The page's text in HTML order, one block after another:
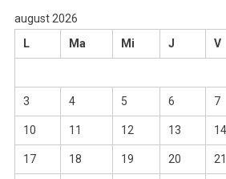
august 2026
L
Ma Mi J V
3 4 5 6 7
10 11 12 13 14
17 18 19 20 21